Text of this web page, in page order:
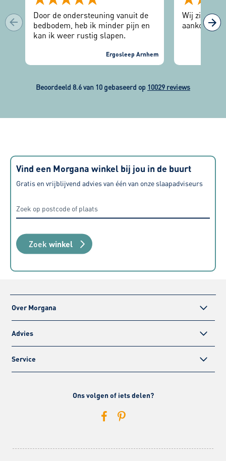
Door de ondersteuning vanuit de
bedbodem, heb ik minder pijn en
kan ik weer rustig slapen.
Ergosleep Arnhem
Wij zijn
aankoop.
Beoordeeld 8.6 van 10 gebaseerd op 10029 reviews
Vind een Morgana winkel bij jou in de buurt
Gratis en vrijblijvend advies van één van onze slaapadviseurs
Zoek winkel
Over Morgana
Advies
Service
Ons volgen of iets delen?